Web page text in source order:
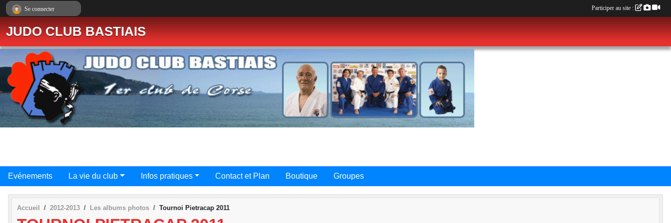
JUDO CLUB BASTIAIS
Evénements La vie du club Infos pratiques Contact et Plan Boutique Groupes
Accueil 2012-2013 Les albums photos Tournoi Pietracap 2011
Se connecter Participer au site :
Panneau de gestion des cookies